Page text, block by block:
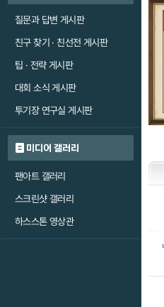
질문과 답변 게시판
친구 찾기 · 친선전 게시판
팁 · 전략 게시판
대회 소식 게시판
투기장 연구실 게시판
미디어 갤러리
팬아트 갤러리
스크린샷 갤러리
하스스톤 영상관